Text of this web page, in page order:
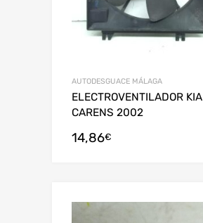
AUTODESGUACE MÁLAGA
ELECTROVENTILADOR KIA
CARENS 2002
14,86€